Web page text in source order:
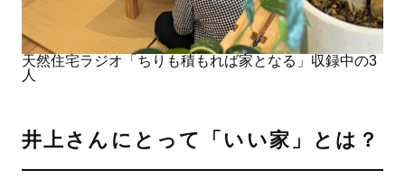
天然住宅ラジオ「ちりも積もれば家となる」収録中の3
人
井上さんにとって「いい家」とは？